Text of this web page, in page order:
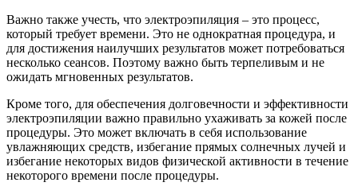
Важно также учесть, что электроэпиляция – это процесс,
который требует времени. Это не однократная процедура, и
для достижения наилучших результатов может потребоваться
несколько сеансов. Поэтому важно быть терпеливым и не
ожидать мгновенных результатов.
Кроме того, для обеспечения долговечности и эффективности
электроэпиляции важно правильно ухаживать за кожей после
процедуры. Это может включать в себя использование
увлажняющих средств, избегание прямых солнечных лучей и
избегание некоторых видов физической активности в течение
некоторого времени после процедуры.